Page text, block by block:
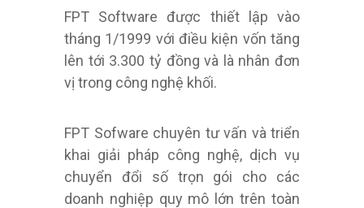
FPT Software được thiết lập vào
tháng 1/1999 với điều kiện vốn tăng
lên tới 3.300 tỷ đồng và là nhân đơn
vị trong công nghệ khối.
FPT Sofware chuyên tư vấn và triển
khai giải pháp công nghệ, dịch vụ
chuyển đổi số trọn gói cho các
doanh nghiệp quy mô lớn trên toàn